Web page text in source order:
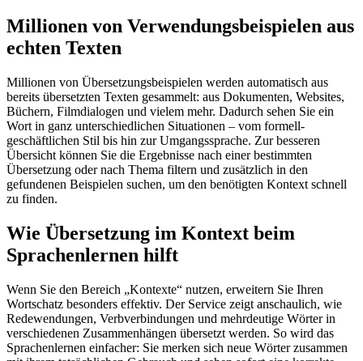
Millionen von Verwendungsbeispielen aus
echten Texten
Millionen von Übersetzungsbeispielen werden automatisch aus
bereits übersetzten Texten gesammelt: aus Dokumenten, Websites,
Büchern, Filmdialogen und vielem mehr. Dadurch sehen Sie ein
Wort in ganz unterschiedlichen Situationen – vom formell-
geschäftlichen Stil bis hin zur Umgangssprache. Zur besseren
Übersicht können Sie die Ergebnisse nach einer bestimmten
Übersetzung oder nach Thema filtern und zusätzlich in den
gefundenen Beispielen suchen, um den benötigten Kontext schnell
zu finden.
Wie Übersetzung im Kontext beim
Sprachenlernen hilft
Wenn Sie den Bereich „Kontexte“ nutzen, erweitern Sie Ihren
Wortschatz besonders effektiv. Der Service zeigt anschaulich, wie
Redewendungen, Verbverbindungen und mehrdeutige Wörter in
verschiedenen Zusammenhängen übersetzt werden. So wird das
Sprachenlernen einfacher: Sie merken sich neue Wörter zusammen